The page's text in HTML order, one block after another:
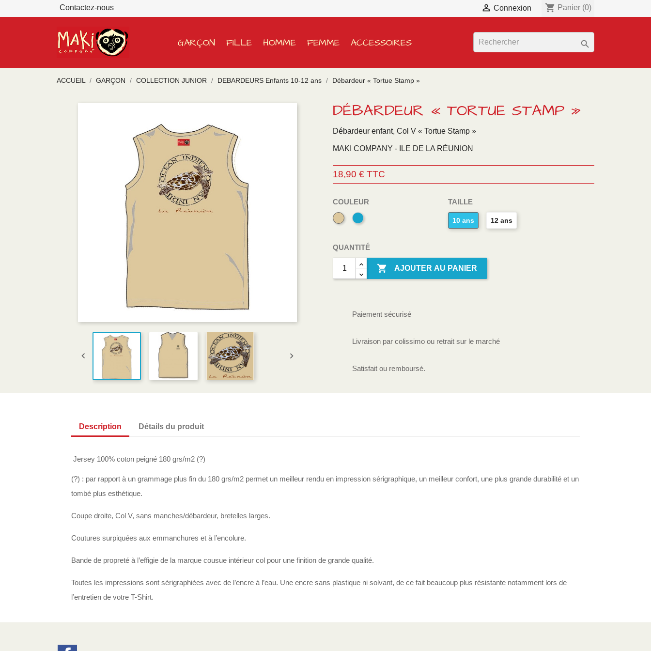
Contactez-nous  Connexion shopping_cart Panier (0)
GARÇON FILLE HOMME FEMME ACCESSOIRES 
ACCUEIL GARÇON COLLECTION JUNIOR DEBARDEURS Enfants 10-12 ans Débardeur « Tortue Stamp »
 
DÉBARDEUR « TORTUE STAMP »
Débardeur enfant, Col V « Tortue Stamp »
MAKI COMPANY - ILE DE LA RÉUNION
18,90 € TTC
COULEUR
Sable
Bleu
TAILLE
10 ans 12 ans
QUANTITÉ
 AJOUTER AU PANIER
Paiement sécurisé
Livraison par colissimo ou retrait sur le marché
Satisfait ou remboursé.
Description Détails du produit
Jersey 100% coton peigné 180 grs/m2 (?)
(?) : par rapport à un grammage plus fin du 180 grs/m2 permet un meilleur rendu en impression sérigraphique, un meilleur confort, une plus grande durabilité et un
tombé plus esthétique.
Coupe droite, Col V, sans manches/débardeur, bretelles larges.
Coutures surpiquées aux emmanchures et à l’encolure.
Bande de propreté à l’effigie de la marque cousue intérieur col pour une finition de grande qualité.
Toutes les impressions sont sérigraphiées avec de l’encre à l’eau. Une encre sans plastique ni solvant, de ce fait beaucoup plus résistante notamment lors de
l’entretien de votre T-Shirt.